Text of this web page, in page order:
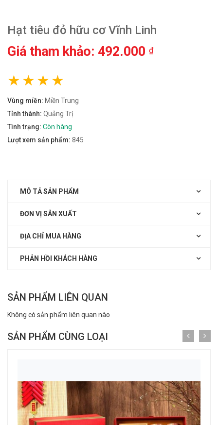
Hạt tiêu đỏ hữu cơ Vĩnh Linh
Giá tham khảo: 492.000 ₫
Vùng miền: Miền Trung
Tỉnh thành: Quảng Trị
Tình trạng: Còn hàng
Lượt xem sản phẩm: 845
MÔ TẢ SẢN PHẨM
ĐƠN VỊ SẢN XUẤT
ĐỊA CHỈ MUA HÀNG
PHẢN HỒI KHÁCH HÀNG
SẢN PHẨM LIÊN QUAN
Không có sản phẩm liên quan nào
SẢN PHẨM CÙNG LOẠI